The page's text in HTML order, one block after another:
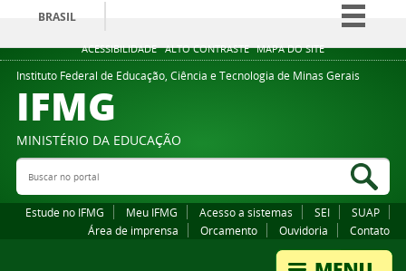
ACESSIBILIDADE ALTO CONTRASTE MAPA DO SITE
BRASIL
Simplifique!
Comunica BR
Legislação
Instituto Federal de Educação, Ciência e Tecnologia de Minas Gerais
IFMG
MINISTÉRIO DA EDUCAÇÃO
Buscar no portal
Estude no IFMG Meu IFMG Acesso a sistemas SEI
SUAP
Área de imprensa
Orcamento Ouvidoria Contato